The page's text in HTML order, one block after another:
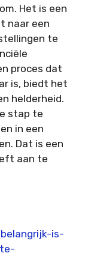
Het is een
naar een
te
proces dat
is, biedt het
helderheid.
stap te
in een
Dat is een
aan te
is-